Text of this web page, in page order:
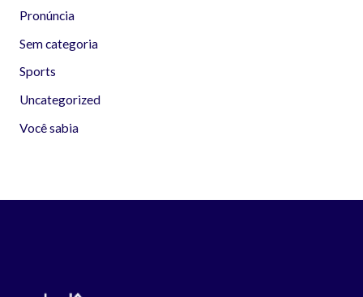
Pronúncia
Sem categoria
Sports
Uncategorized
Você sabia